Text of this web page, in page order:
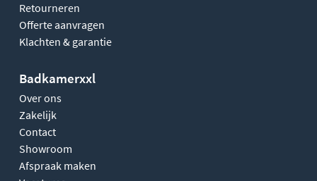
Retourneren
Offerte aanvragen
Klachten & garantie
Badkamerxxl
Over ons
Zakelijk
Contact
Showroom
Afspraak maken